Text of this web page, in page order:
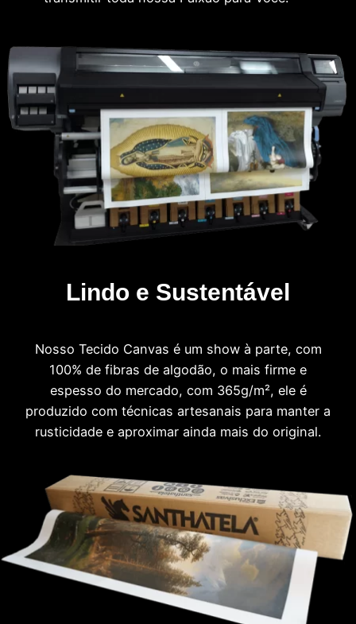
Lindo e Sustentável
Nosso Tecido Canvas é um show à parte, com
100% de fibras de algodão, o mais firme e
espesso do mercado, com 365g/m², ele é
produzido com técnicas artesanais para manter a
rusticidade e aproximar ainda mais do original.